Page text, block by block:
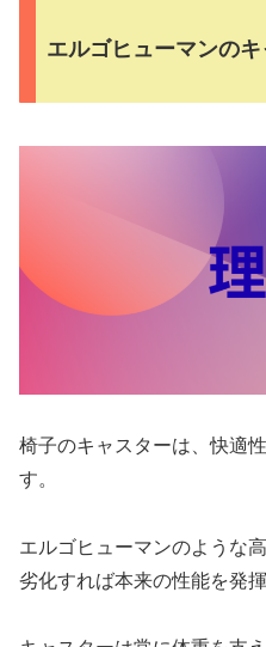
エルゴヒューマンの
椅子のキャスターは、快適
す。
エルゴヒューマンのような
劣化すれば本来の性能を発揮